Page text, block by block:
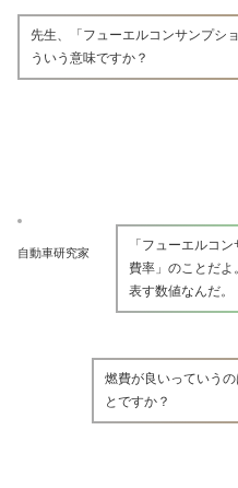
先生、「フューエルコンサンプシ
ういう意味ですか？
自動車研究家
「フューエルコ
費率」のことだよ
表す数値なんだ。
燃費が良いっていう
とですか？